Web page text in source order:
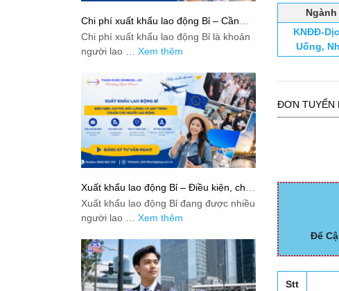
KNĐĐ-
Uống,
ĐƠN TUYỂN
Để
Stt
Chi phí xuất khẩu lao động Bỉ – Cần
bao nhiêu tiền để đi?
Chi phí xuất khẩu lao động Bỉ là khoản
người lao … Xem thêm
Xuất khẩu lao động Bỉ – Điều kiện, chi
phí, mức lương và quy trình chuẩn cho
người lao động
Xuất khẩu lao động Bỉ đang được nhiều
người lao … Xem thêm